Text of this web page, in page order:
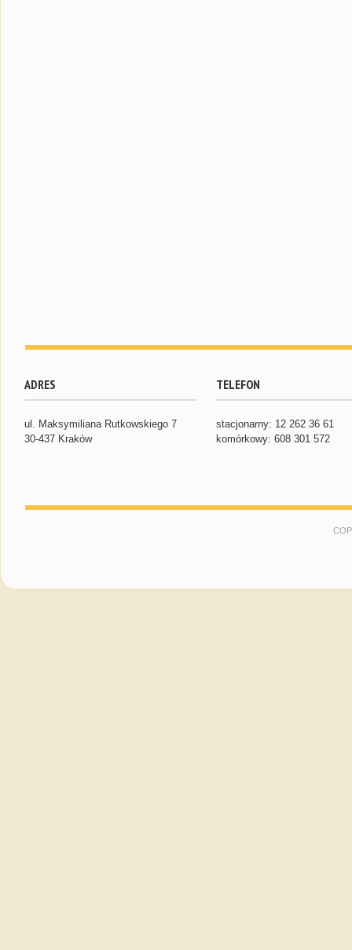
ADRES
ul. Maksymiliana Rutkowskiego 7
30-437 Kraków
TELEFON
stacjonarny: 12 262 36 61
komórkowy: 608 301 572